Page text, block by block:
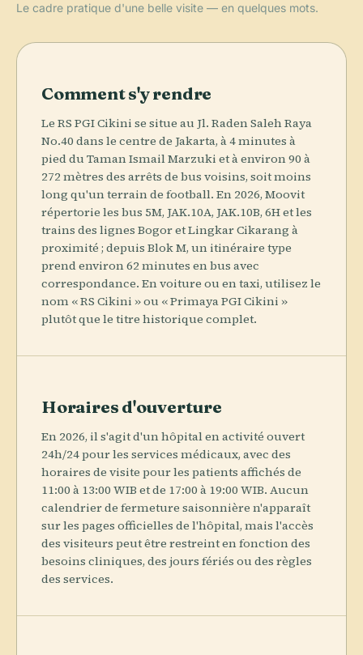
Le cadre pratique d'une belle visite — en quelques mots.
Comment s'y rendre
Le RS PGI Cikini se situe au Jl. Raden Saleh Raya
No.40 dans le centre de Jakarta, à 4 minutes à
pied du Taman Ismail Marzuki et à environ 90 à
272 mètres des arrêts de bus voisins, soit moins
long qu'un terrain de football. En 2026, Moovit
répertorie les bus 5M, JAK.10A, JAK.10B, 6H et les
trains des lignes Bogor et Lingkar Cikarang à
proximité ; depuis Blok M, un itinéraire type
prend environ 62 minutes en bus avec
correspondance. En voiture ou en taxi, utilisez le
nom « RS Cikini » ou « Primaya PGI Cikini »
plutôt que le titre historique complet.
Horaires d'ouverture
En 2026, il s'agit d'un hôpital en activité ouvert
24h/24 pour les services médicaux, avec des
horaires de visite pour les patients affichés de
11:00 à 13:00 WIB et de 17:00 à 19:00 WIB. Aucun
calendrier de fermeture saisonnière n'apparaît
sur les pages officielles de l'hôpital, mais l'accès
des visiteurs peut être restreint en fonction des
besoins cliniques, des jours fériés ou des règles
des services.